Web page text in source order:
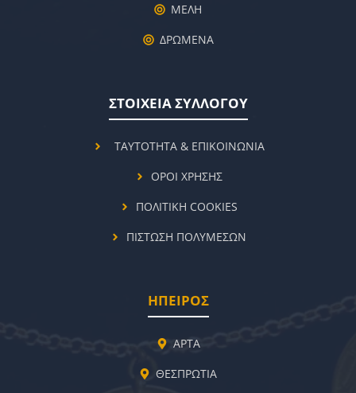
ΜΕΛΗ
ΔΡΩΜΕΝΑ
ΗΠΕΙΡΟΣ
ΑΡΤΑ
ΘΕΣΠΡΩΤΙΑ
ΣΤΟΙΧΕΙΑ ΣΥΛΛΟΓΟΥ
ΤΑΥΤΟΤΗΤΑ & ΕΠΙΚΟΙΝΩΝΙΑ
ΟΡΟΙ ΧΡΗΣΗΣ
ΠΟΛΙΤΙΚΗ COOKIES
ΠΙΣΤΩΣΗ ΠΟΛΥΜΕΣΩΝ